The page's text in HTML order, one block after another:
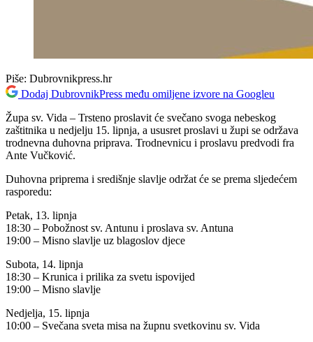
Piše: Dubrovnikpress.hr
Dodaj DubrovnikPress među omiljene izvore na Googleu
Župa sv. Vida – Trsteno proslavit će svečano svoga nebeskog
zaštitnika u nedjelju 15. lipnja, a ususret proslavi u župi se održava
trodnevna duhovna priprava. Trodnevnicu i proslavu predvodi fra
Ante Vučković.
Duhovna priprema i središnje slavlje održat će se prema sljedećem
rasporedu:
Petak, 13. lipnja
18:30 – Pobožnost sv. Antunu i proslava sv. Antuna
19:00 – Misno slavlje uz blagoslov djece
Subota, 14. lipnja
18:30 – Krunica i prilika za svetu ispovijed
19:00 – Misno slavlje
Nedjelja, 15. lipnja
10:00 – Svečana sveta misa na župnu svetkovinu sv. Vida